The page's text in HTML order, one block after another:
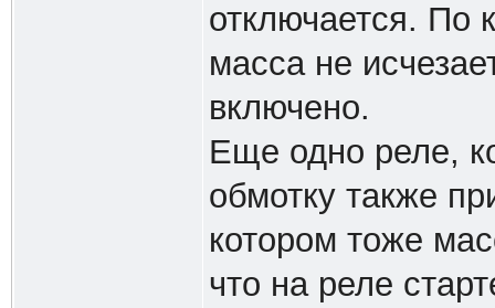
отключается. По
масса не
включено.
Еще одно реле,
обмотку также
котором тоже
что на реле